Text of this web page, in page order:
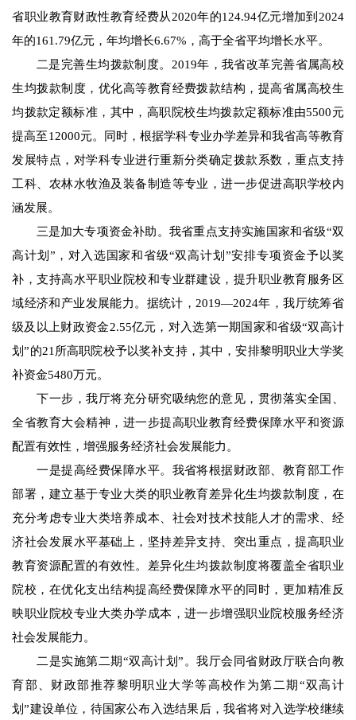
省职业教育财政性教育经费从2020年的124.94亿元增加到2024
年的161.79亿元，年均增长6.67%，高于全省平均增长水平。
二是完善生均拨款制度。2019年，我省改革完善省属高校
生均拨款制度，优化高等教育经费拨款结构，提高省属高校生
均拨款定额标准，其中，高职院校生均拨款定额标准由5500元
提高至12000元。同时，根据学科专业办学差异和我省高等教育
发展特点，对学科专业进行重新分类确定拨款系数，重点支持
工科、农林水牧渔及装备制造等专业，进一步促进高职学校内
涵发展。
三是加大专项资金补助。我省重点支持实施国家和省级“双
高计划”，对入选国家和省级“双高计划”安排专项资金予以奖
补，支持高水平职业院校和专业群建设，提升职业教育服务区
域经济和产业发展能力。据统计，2019—2024年，我厅统筹省
级及以上财政资金2.55亿元，对入选第一期国家和省级“双高计
划”的21所高职院校予以奖补支持，其中，安排黎明职业大学奖
补资金5480万元。
下一步，我厅将充分研究吸纳您的意见，贯彻落实全国、
全省教育大会精神，进一步提高职业教育经费保障水平和资源
配置有效性，增强服务经济社会发展能力。
一是提高经费保障水平。我省将根据财政部、教育部工作
部署，建立基于专业大类的职业教育差异化生均拨款制度，在
充分考虑专业大类培养成本、社会对技术技能人才的需求、经
济社会发展水平基础上，坚持差异支持、突出重点，提高职业
教育资源配置的有效性。差异化生均拨款制度将覆盖全省职业
院校，在优化支出结构提高经费保障水平的同时，更加精准反
映职业院校专业大类办学成本，进一步增强职业院校服务经济
社会发展能力。
二是实施第二期“双高计划”。我厅会同省财政厅联合向教
育部、财政部推荐黎明职业大学等高校作为第二期“双高计
划”建设单位，待国家公布入选结果后，我省将对入选学校继续